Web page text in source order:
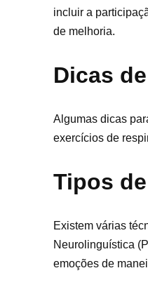
incluir a
de melhoria.
Dicas
Algumas dicas
exercícios de
Tipos
Existem várias
Neurolinguística
emoções de